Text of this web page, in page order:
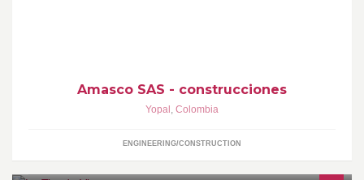
Amasco SAS - construcciones
Yopal , Colombia
ENGINEERING/CONSTRUCTION